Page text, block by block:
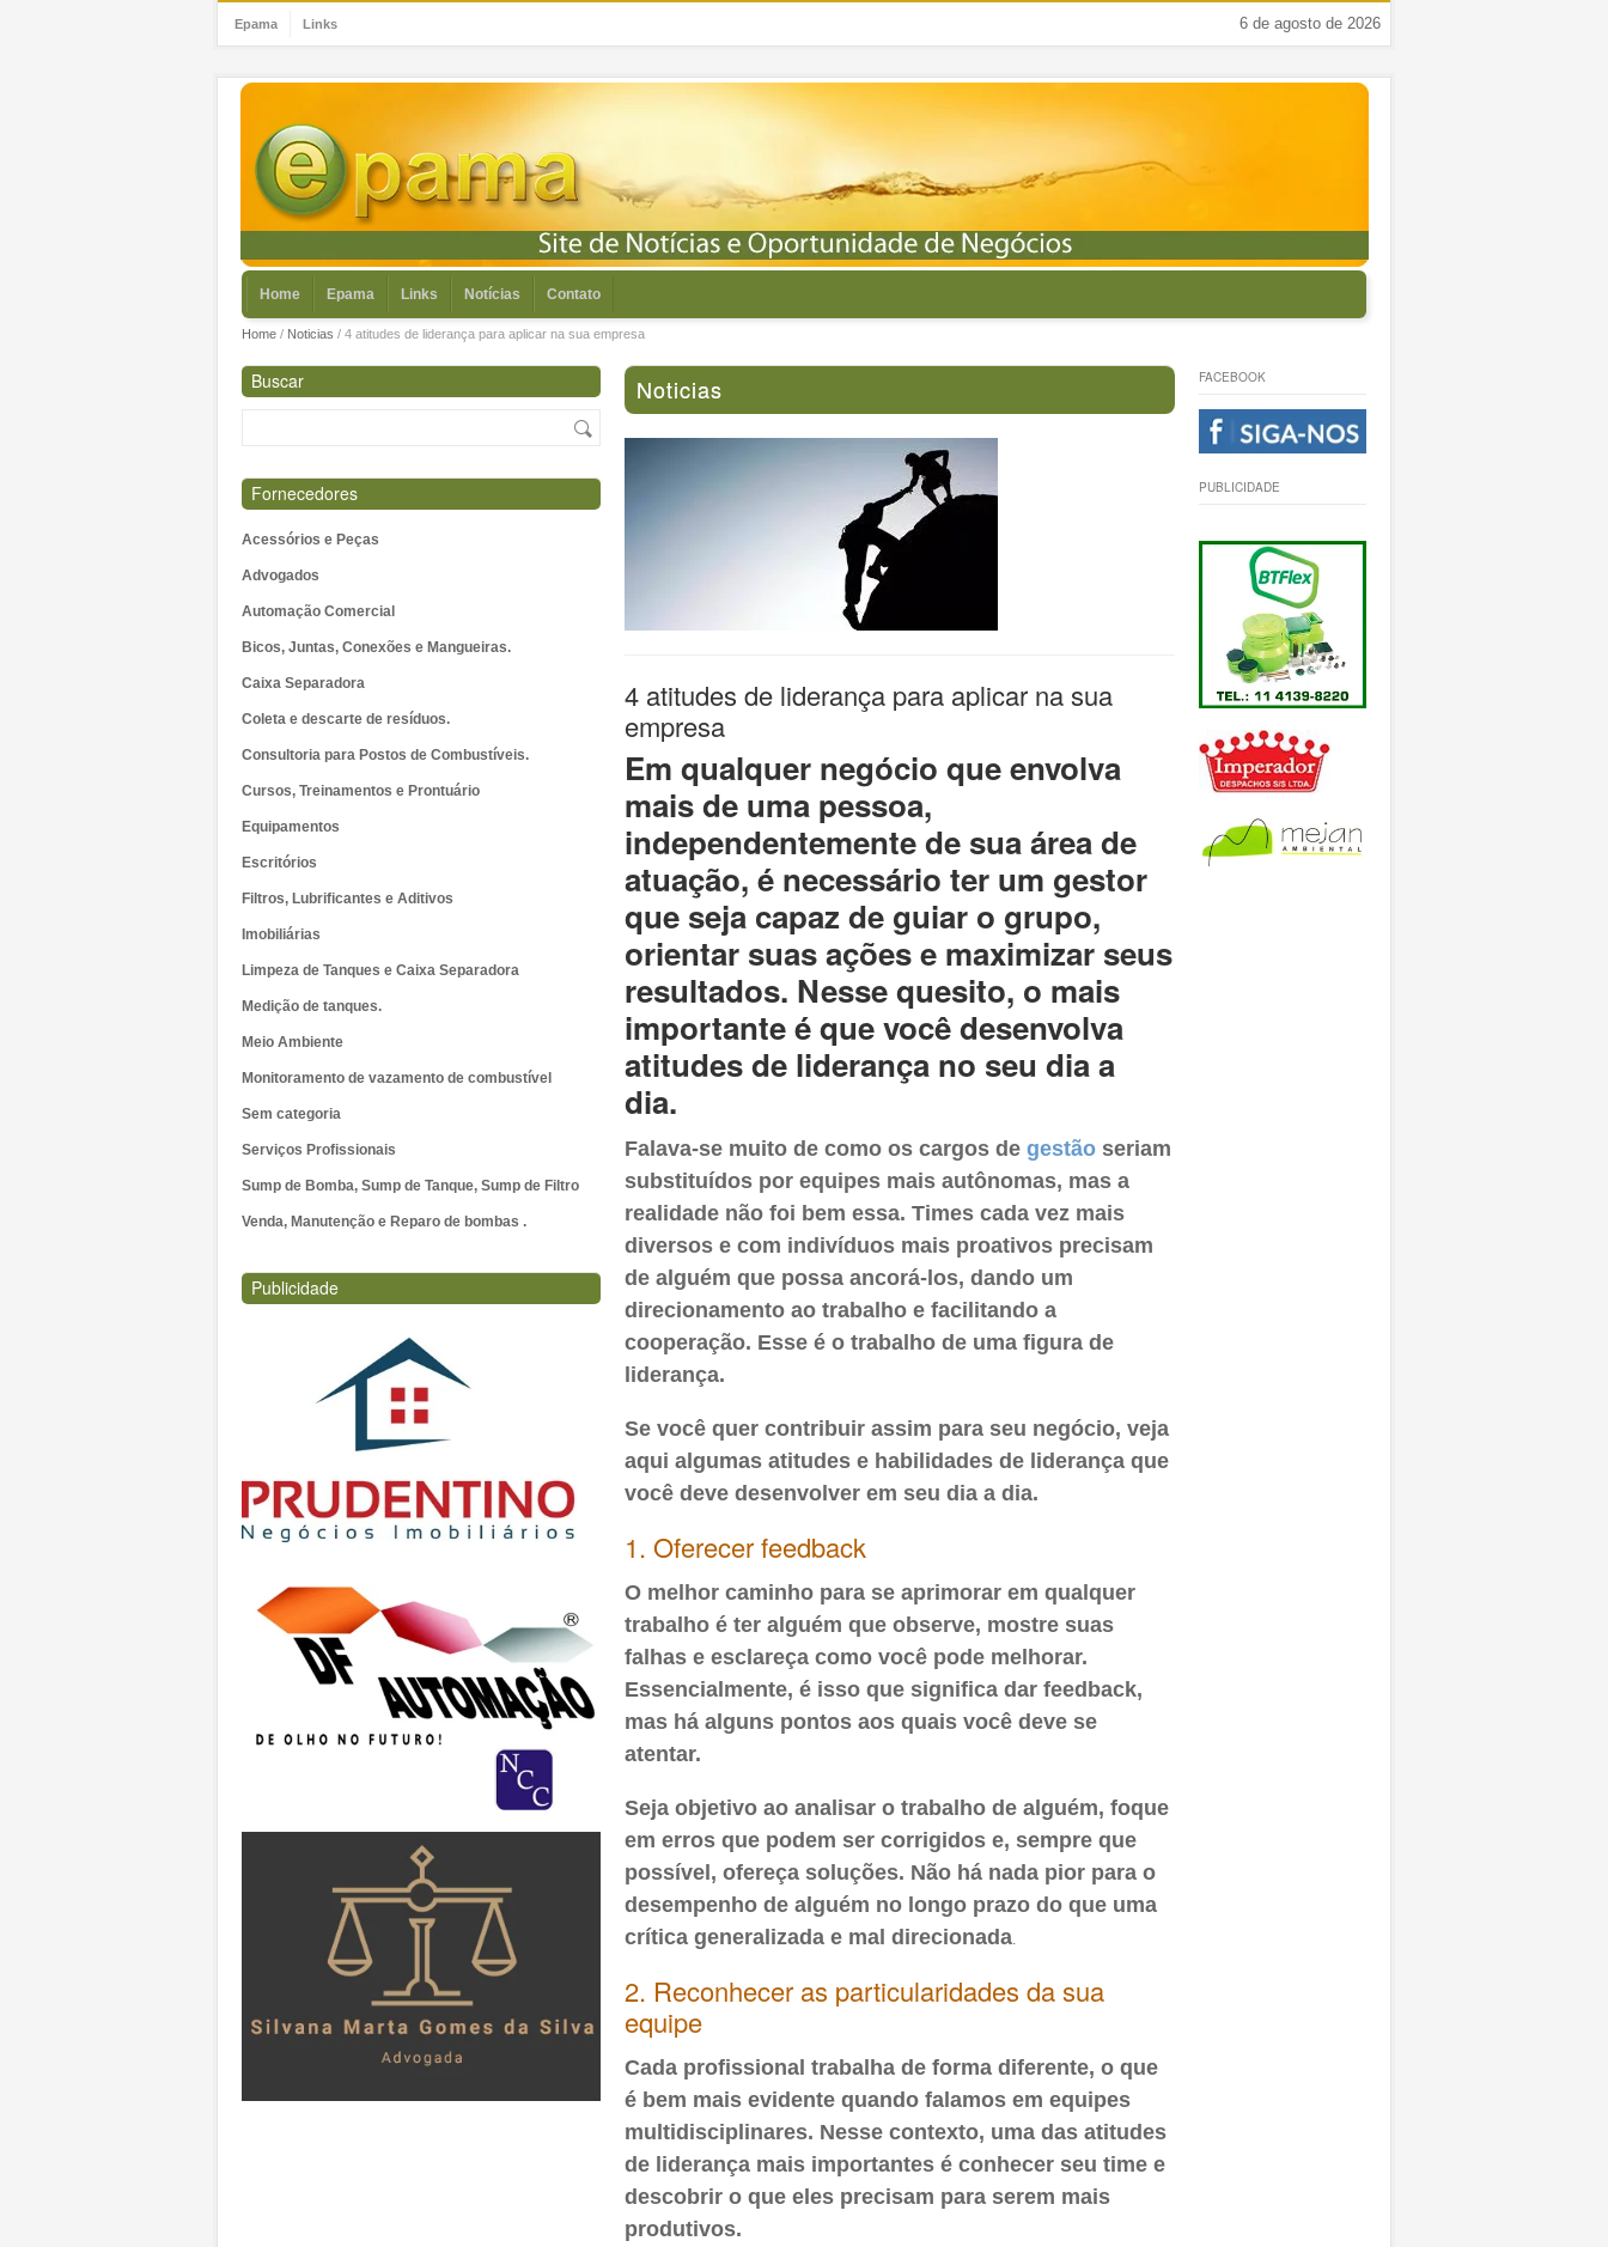
Epama Links 6 de agosto de 2026
Home Epama Links Notícias Contato
Home/ Noticias / 4 atitudes de liderança para aplicar na sua empresa
Buscar
Fornecedores
Acessórios e Peças
Advogados
Automação Comercial
Bicos, Juntas, Conexões e Mangueiras.
Caixa Separadora
Coleta e descarte de resíduos.
Consultoria para Postos de Combustíveis.
Cursos, Treinamentos e Prontuário
Equipamentos
Escritórios
Filtros, Lubrificantes e Aditivos
Imobiliárias
Limpeza de Tanques e Caixa Separadora
Medição de tanques.
Meio Ambiente
Monitoramento de vazamento de combustível
Sem categoria
Serviços Profissionais
Sump de Bomba, Sump de Tanque, Sump de Filtro
Venda, Manutenção e Reparo de bombas .
Publicidade
Noticias
4 atitudes de liderança para aplicar na sua
empresa
Em qualquer negócio que envolva
mais de uma pessoa,
independentemente de sua área de
atuação, é necessário ter um gestor
que seja capaz de guiar o grupo,
orientar suas ações e maximizar seus
resultados. Nesse quesito, o mais
importante é que você desenvolva
atitudes de liderança no seu dia a
dia.
Falava-se muito de como os cargos de gestãoseriam
substituídos por equipes mais autônomas, mas a
realidade não foi bem essa. Times cada vez mais
diversos e com indivíduos mais proativos precisam
de alguém que possa ancorá-los, dando um
direcionamento ao trabalho e facilitando a
cooperação. Esse é o trabalho de uma figura de
liderança.
Se você quer contribuir assim para seu negócio, veja
aqui algumas atitudes e habilidades de liderança que
você deve desenvolver em seu dia a dia.
1. Oferecer feedback
O melhor caminho para se aprimorar em qualquer
trabalho é ter alguém que observe, mostre suas
falhas e esclareça como você pode melhorar.
Essencialmente, é isso que significa dar feedback,
mas há alguns pontos aos quais você deve se
atentar.
Seja objetivo ao analisar o trabalho de alguém, foque
em erros que podem ser corrigidos e, sempre que
possível, ofereça soluções. Não há nada pior para o
desempenho de alguém no longo prazo do que uma
crítica generalizada e mal direcionada.
2. Reconhecer as particularidades da sua
equipe
Cada profissional trabalha de forma diferente, o que
é bem mais evidente quando falamos em equipes
multidisciplinares. Nesse contexto, uma das atitudes
de liderança mais importantes é conhecer seu time e
descobrir o que eles precisam para serem mais
produtivos.
FACEBOOK
PUBLICIDADE